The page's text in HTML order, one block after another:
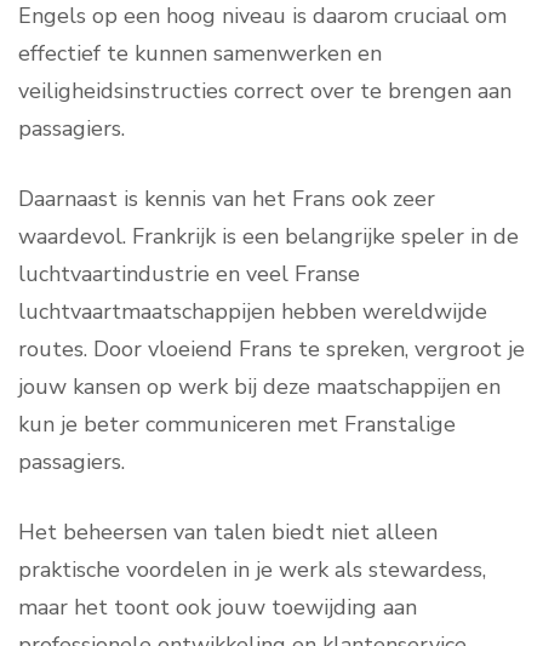
Engels op een hoog niveau is daarom cruciaal om
effectief te kunnen samenwerken en
veiligheidsinstructies correct over te brengen aan
passagiers.
Daarnaast is kennis van het Frans ook zeer
waardevol. Frankrijk is een belangrijke speler in de
luchtvaartindustrie en veel Franse
luchtvaartmaatschappijen hebben wereldwijde
routes. Door vloeiend Frans te spreken, vergroot je
jouw kansen op werk bij deze maatschappijen en
kun je beter communiceren met Franstalige
passagiers.
Het beheersen van talen biedt niet alleen
praktische voordelen in je werk als stewardess,
maar het toont ook jouw toewijding aan